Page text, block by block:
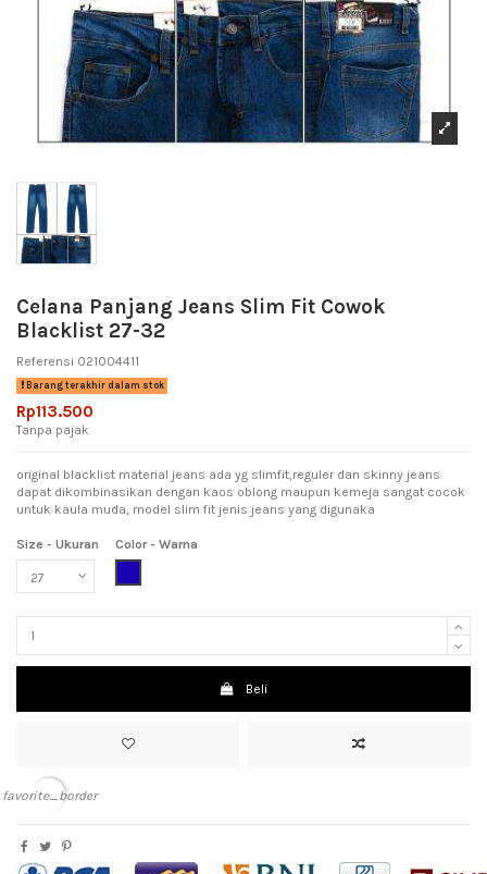
Celana Panjang Jeans Slim Fit Cowok
Blacklist 27-32
Referensi 021004411
Barang terakhir dalam stok
Rp113.500
Tanpa pajak
original blacklist material jeans ada yg slimfit,reguler dan skinny jeans
dapat dikombinasikan dengan kaos oblong maupun kemeja sangat cocok
untuk kaula muda, model slim fit jenis jeans yang digunaka
Size - Ukuran
Color - Warna
Beli
favorite_border